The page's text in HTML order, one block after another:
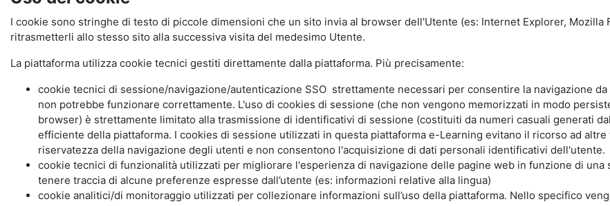
I cookie sono stringhe di testo di piccole dimensioni che un sito invia al browser dell'Utente (es: Internet Explorer,
ritrasmetterli allo stesso sito alla successiva visita del medesimo Utente.
La piattaforma utilizza cookie tecnici gestiti direttamente dalla piattaforma. Più precisamente:
cookie tecnici di sessione/navigazione/autenticazione SSO strettamente necessari per consentire la navigazione
non potrebbe funzionare correttamente. L'uso di cookies di sessione (che non vengono memorizzati in modo
browser) è strettamente limitato alla trasmissione di identificativi di sessione (costituiti da numeri casuali generati
efficiente della piattaforma. I cookies di sessione utilizzati in questa piattaforma e-Learning evitano il ricorso ad
riservatezza della navigazione degli utenti e non consentono l'acquisizione di dati personali identificativi dell'utente.
cookie tecnici di funzionalità utilizzati per migliorare l'esperienza di navigazione delle pagine web in funzione di
tenere traccia di alcune preferenze espresse dall’utente (es: informazioni relative alla lingua)
cookie analitici/di monitoraggio utilizzati per collezionare informazioni sull’uso della piattaforma. Nello specifico